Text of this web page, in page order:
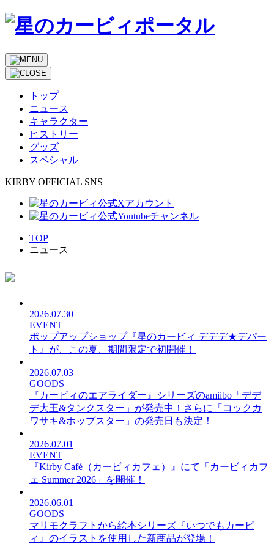
トップ
ニュース
キャラクター
ヒストリー
グッズ
スペシャル
KIRBY OFFICIAL SNS
TOP
ニュース
2026.07.30
EVENT
ポップアップショップ『星のカービィ デデデ★デパー
ト』が、この夏、期間限定で初開催！
2026.07.03
GOODS
『カービィのエアライダー』シリーズのamiibo「デデ
デ大王&タンクスター」が発売中！さらに「コックカ
ワサキ&ホップスター」の発売日も決定！
2026.07.01
EVENT
『Kirby Café（カービィカフェ）』にて「カービィカフ
ェ Summer 2026」を開催！
2026.06.01
GOODS
マリモクラフトから絵本シリーズ『いつでもカービ
ィ』のイラストを使用した新商品が登場！